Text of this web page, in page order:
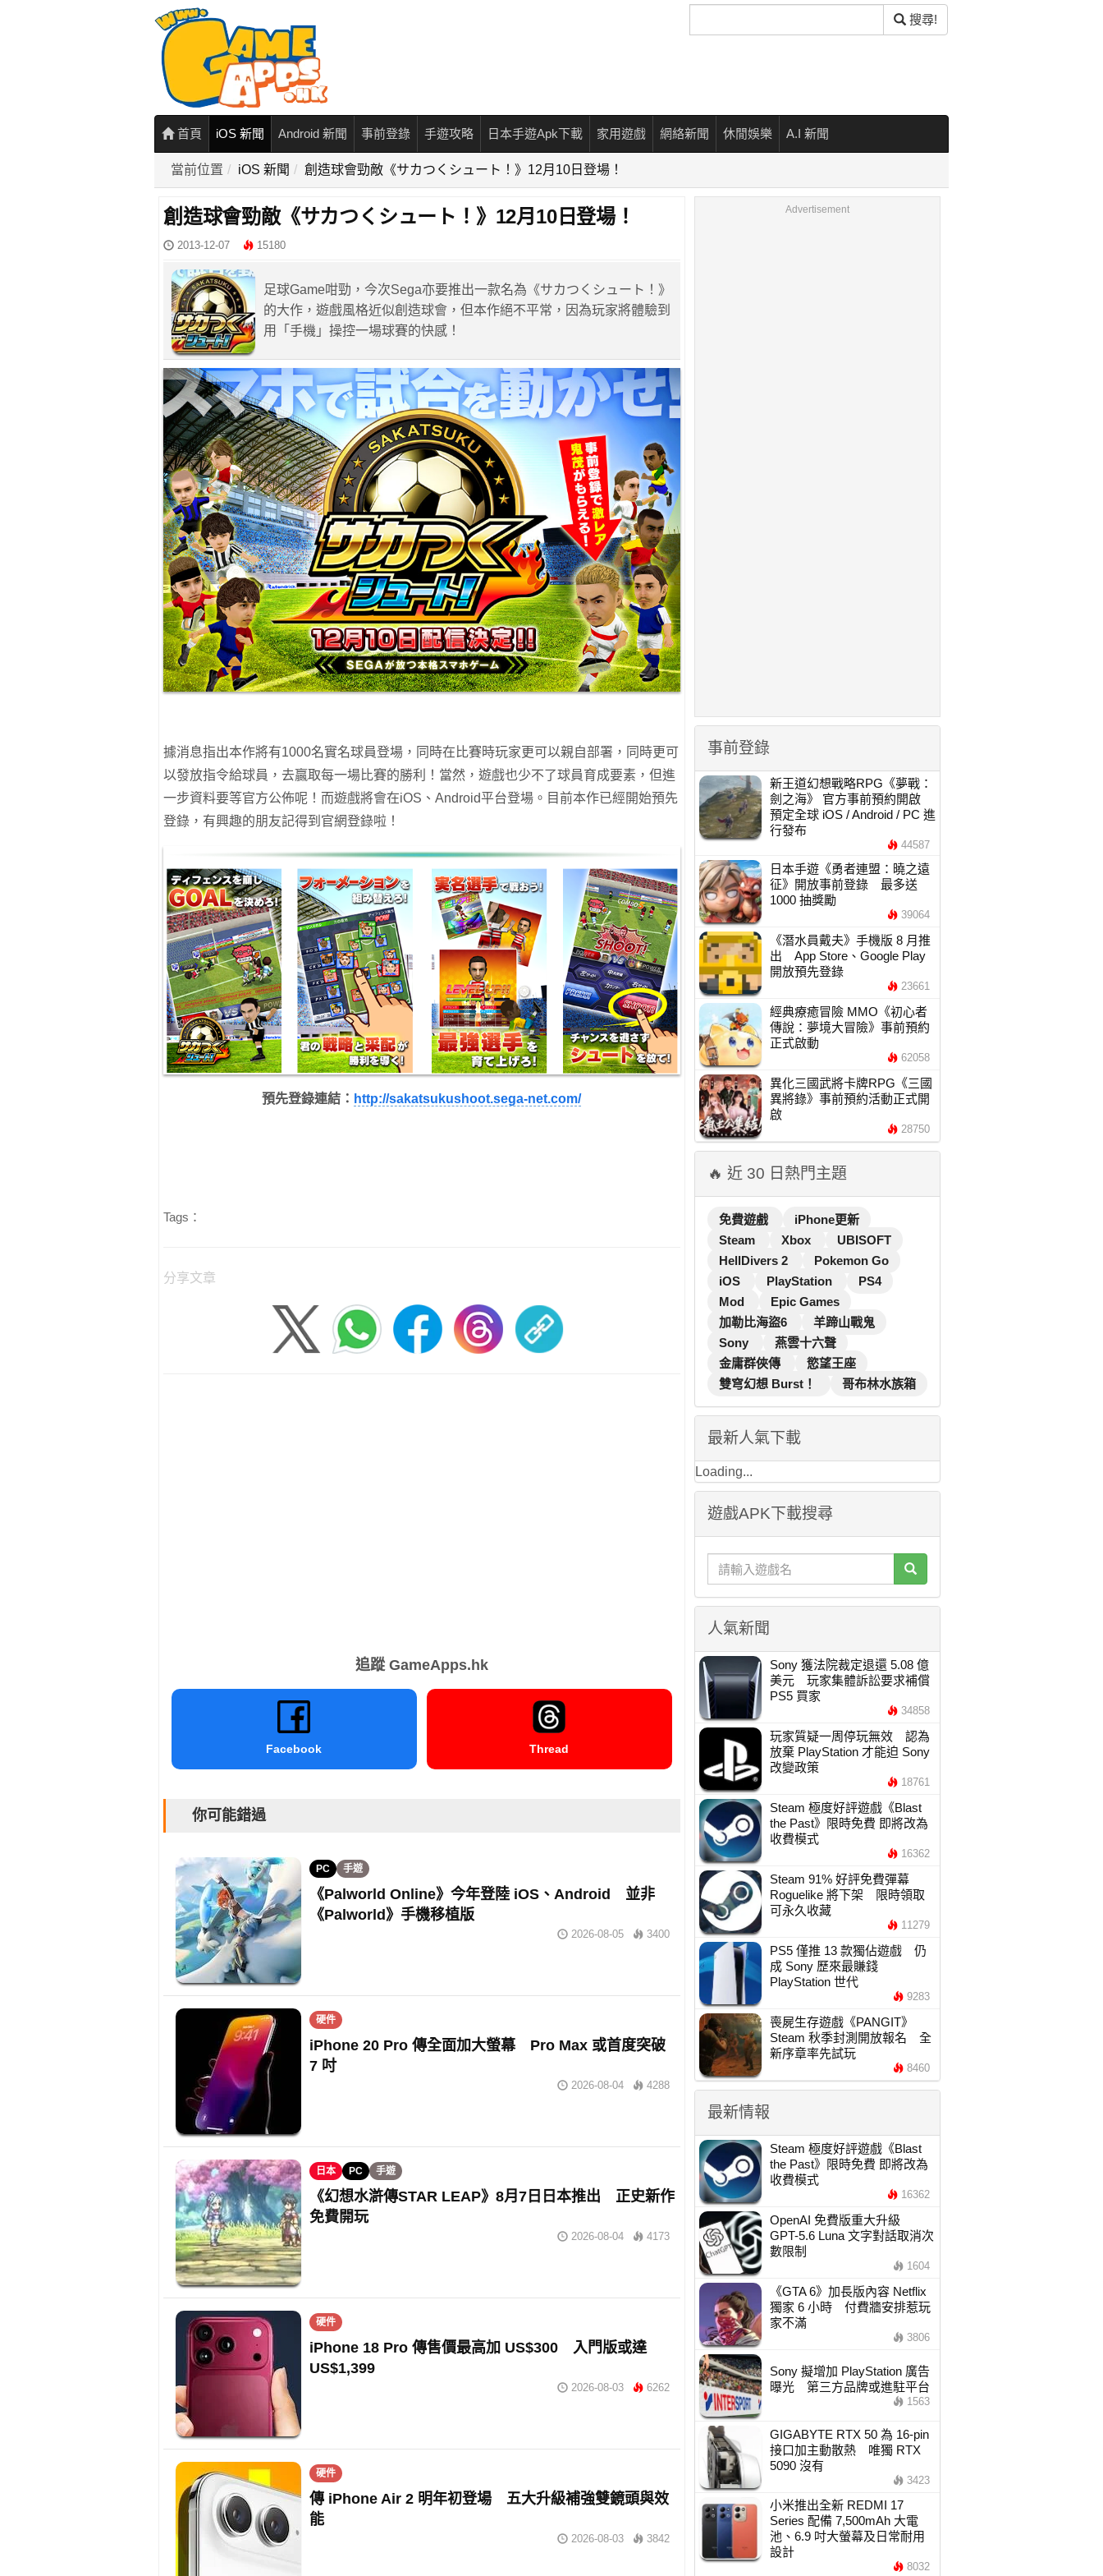
尋
搜尋!
首頁 iOS 新聞 Android 新聞 事前登錄 手遊攻略 日本手遊Apk下載 家用遊戲 網絡新聞 休閒娛樂 A.I 新聞
當前位置 iOS 新聞 創造球會勁敵《サカつくシュート！》12月10日登場！
創造球會勁敵《サカつくシュート！》12月10日登場！
2013-12-07 15180
足球Game咁勁，今次Sega亦要推出一款名為《サカつくシュート！》
的大作，遊戲風格近似創造球會，但本作絕不平常，因為玩家將體驗到
用「手機」操控一場球賽的快感！
據消息指出本作將有1000名實名球員登場，同時在比賽時玩家更可以親自部署，同時更可
以發放指令給球員，去贏取每一場比賽的勝利！當然，遊戲也少不了球員育成要素，但進
一步資料要等官方公佈呢！而遊戲將會在iOS、Android平台登場。目前本作已經開始預先
登錄，有興趣的朋友記得到官網登錄啦！
預先登錄連結： http://sakatsukushoot.sega-net.com/
Tags：
分享文章
追蹤 GameApps.hk
Facebook Thread
你可能錯過
PC 手遊
《Palworld Online》今年登陸 iOS、Android 並非
《Palworld》手機移植版
2026-08-05 3400
硬件
iPhone 20 Pro 傳全面加大螢幕 Pro Max 或首度突破
7 吋
2026-08-04 4288
日本 PC 手遊
《幻想水滸傳STAR LEAP》8月7日日本推出 正史新作
免費開玩
2026-08-04 4173
硬件
iPhone 18 Pro 傳售價最高加 US$300 入門版或達
US$1,399
2026-08-03 6262
硬件
傳 iPhone Air 2 明年初登場 五大升級補強雙鏡頭與效
能
2026-08-03 3842
Advertisement
事前登錄
新王道幻想戰略RPG《夢戰：
劍之海》 官方事前預約開啟
預定全球 iOS / Android / PC 進
行發布
44587
日本手遊《勇者連盟：曉之遠
征》開放事前登錄 最多送
1000 抽獎勵
39064
《潛水員戴夫》手機版 8 月推
出 App Store、Google Play
開放預先登錄
23661
經典療癒冒險 MMO《初心者
傳說：夢境大冒險》事前預約
正式啟動
62058
異化三國武將卡牌RPG《三國
異將錄》事前預約活動正式開
啟
28750
🔥 近 30 日熱門主題
免費遊戲
iPhone更新
Steam
Xbox
UBISOFT
HellDivers 2
Pokemon Go
iOS
PlayStation
PS4
Mod
Epic Games
加勒比海盜6
羊蹄山戰鬼
Sony
燕雲十六聲
金庸群俠傳
慾望王座
雙穹幻想 Burst！
哥布林水族箱
最新人氣下載
Loading...
遊戲APK下載搜尋
人氣新聞
Sony 獲法院裁定退還 5.08 億
美元 玩家集體訴訟要求補償
PS5 買家
34858
玩家質疑一周停玩無效 認為
放棄 PlayStation 才能迫 Sony
改變政策
18761
Steam 極度好評遊戲《Blast
the Past》限時免費 即將改為
收費模式
16362
Steam 91% 好評免費彈幕
Roguelike 將下架 限時領取
可永久收藏
11279
PS5 僅推 13 款獨佔遊戲 仍
成 Sony 歷來最賺錢
PlayStation 世代
9283
喪屍生存遊戲《PANGIT》
Steam 秋季封測開放報名 全
新序章率先試玩
8460
最新情報
Steam 極度好評遊戲《Blast
the Past》限時免費 即將改為
收費模式
16362
OpenAI 免費版重大升級
GPT-5.6 Luna 文字對話取消次
數限制
1604
《GTA 6》加長版內容 Netflix
獨家 6 小時 付費牆安排惹玩
家不滿
3806
Sony 擬增加 PlayStation 廣告
曝光 第三方品牌或進駐平台
1563
GIGABYTE RTX 50 為 16-pin
接口加主動散熱 唯獨 RTX
5090 沒有
3423
小米推出全新 REDMI 17
Series 配備 7,500mAh 大電
池、6.9 吋大螢幕及日常耐用
設計
8032